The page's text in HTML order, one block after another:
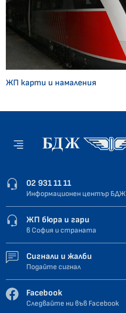
ЖП карти и намаления
02 931 11 11
Информационен център БДЖ
ЖП бюра и гари
в София и страната
Сигнали и жалби
Подайте сигнал
Facebook
Следвайте ни във Facebook